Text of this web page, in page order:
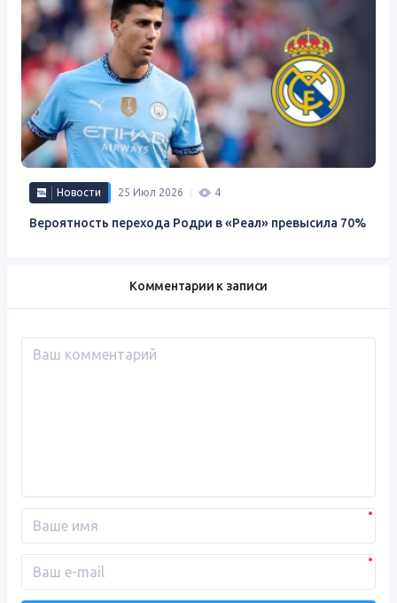
Новости 25 Июл 2026 4
Вероятность перехода Родри в «Реал» превысила 70%
Комментарии к записи